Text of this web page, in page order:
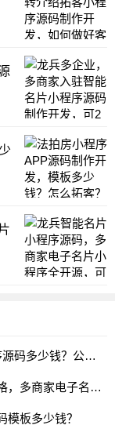
钱？公众号源码
家电子名片小程序
板多少钱？